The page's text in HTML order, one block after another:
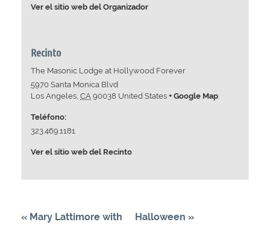
Recinto
The Masonic Lodge at Hollywood Forever
5970 Santa Monica Blvd
Los Angeles, CA 90038 United States + Google Map
Teléfono:
323.469.1181
Ver el sitio web del Recinto
Ver el sitio web del Organizador
« Mary Lattimore with
Halloween »